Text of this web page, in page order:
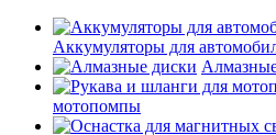
Аккумуляторы для
мотопомпы